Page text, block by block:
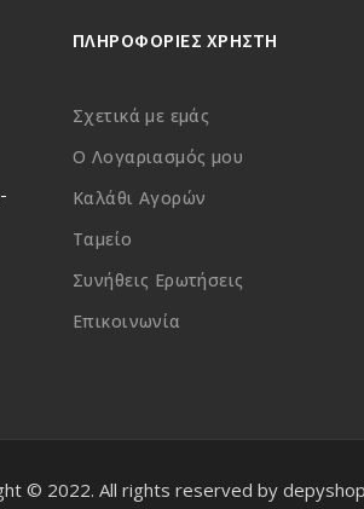
ΠΛΗΡΟΦΟΡΙΕΣ ΧΡΗΣΤΗ
Σχετικά με εμάς
Ο Λογαριασμός μου
Καλάθι Αγορών
Ταμείο
Συνήθεις Ερωτήσεις
Επικοινωνία
© 2022. All rights reserved by